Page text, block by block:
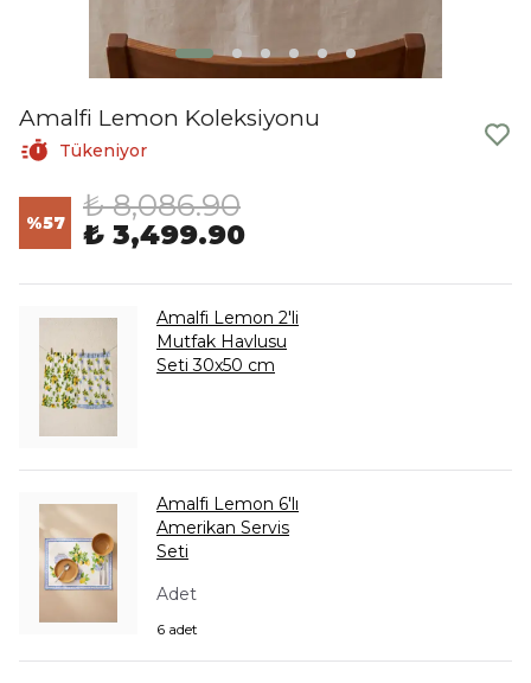
Amalfi Lemon Koleksiyonu
Tükeniyor
%57 ₺ 8,086.90
₺ 3,499.90
Amalfi Lemon 2'li
Mutfak Havlusu
Seti 30x50 cm
Amalfi Lemon 6'lı
Amerikan Servis
Seti
Adet
6 adet